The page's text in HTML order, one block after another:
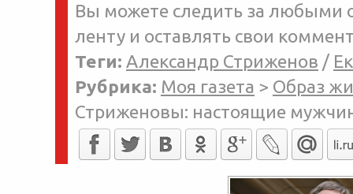
Вы можете следить за любыми
ленту и оставлять свои
Теги: Александр Стриженов /
Рубрика: Моя газета > Образ
Стриженовы: настоящие